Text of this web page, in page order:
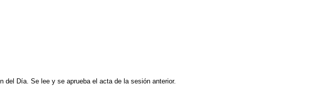
del Día. Se lee y se aprueba el acta de la sesión anterior.